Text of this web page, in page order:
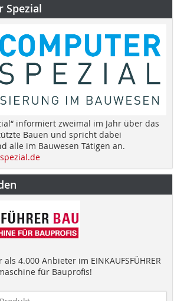
Spezial
informiert zweimal im Jahr über das
Bauen und spricht dabei
alle im Bauwesen Tätigen an.
4.000 Anbieter im EINKAUFSFÜHRER
für Bauprofis!